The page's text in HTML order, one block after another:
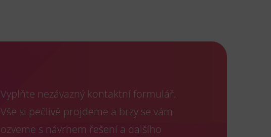
Vyplňte nezávazný kontaktní formulář.
Vše si pečlivě projdeme a brzy se vám
ozveme s návrhem řešení a dalšího